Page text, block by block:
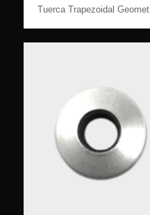
Tuerca Trapezoidal Geomet